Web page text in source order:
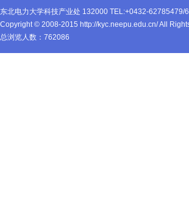
东北电力大学科技产业处 132000 TEL:+0432-
Copyright © 2008-2015 http://kyc.neepu.edu.cn/ All
总浏览人数： 762086